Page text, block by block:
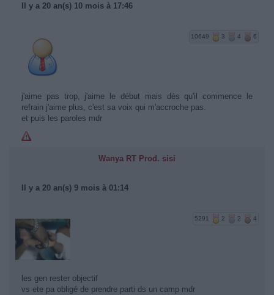
Il y a 20 an(s) 10 mois à 17:46
10649 3 4 6
j'aime pas trop, j'aime le début mais dès qu'il commence le
refrain j'aime plus, c'est sa voix qui m'accroche pas.
et puis les paroles mdr
Wanya RT Prod. sisi
Il y a 20 an(s) 9 mois à 01:14
5291 2 2 4
les gen rester objectif
vs ete pa obligé de prendre parti ds un camp mdr